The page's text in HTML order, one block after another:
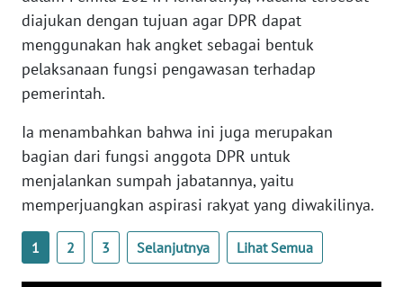
diajukan dengan tujuan agar DPR dapat
menggunakan hak angket sebagai bentuk
pelaksanaan fungsi pengawasan terhadap
pemerintah.
Ia menambahkan bahwa ini juga merupakan
bagian dari fungsi anggota DPR untuk
menjalankan sumpah jabatannya, yaitu
memperjuangkan aspirasi rakyat yang diwakilinya.
1 2 3 Selanjutnya Lihat Semua
WN
SULTRA
NTB
WN
SULTENG
SULBAR